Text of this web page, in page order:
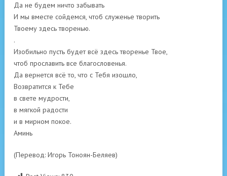
Да не будем ничто забывать
И мы вместе сойдемся, чтоб служенье творить
Твоему здесь творенью.
.
Изобильно пусть будет всё здесь творенье Твое,
чтоб прославить все благословенья.
Да вернется всё то, что с Тебя изошло,
Возвратится к Тебе
в свете мудрости,
в мягкой радости
и в мирном покое.
Аминь
(Перевод: Игорь Тоноян-Беляев)